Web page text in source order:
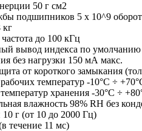
50 г см2
подшипников 5 x 10^9
кг
до 100 кГц
вывод индекса по умолчанию
без нагрузки 150 мА макс.
от короткого замыкания
температур -10°C ÷
хранения -30°C ÷
влажность 98% RH без
г (от 10 до 2000 Гц)
течение 11 мс)